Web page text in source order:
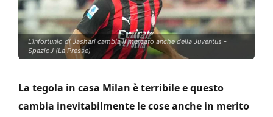
L'infortunio di Jashari cambia il mercato anche della Juventus -
SpazioJ (La Presse)
La tegola in casa Milan è terribile e questo
cambia inevitabilmente le cose anche in merito